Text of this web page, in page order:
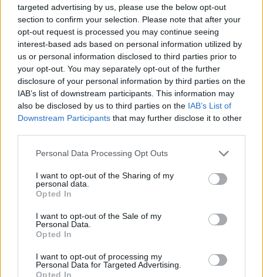
targeted advertising by us, please use the below opt-out
section to confirm your selection. Please note that after your
opt-out request is processed you may continue seeing
interest-based ads based on personal information utilized by
us or personal information disclosed to third parties prior to
your opt-out. You may separately opt-out of the further
disclosure of your personal information by third parties on the
IAB’s list of downstream participants. This information may
also be disclosed by us to third parties on the IAB’s List of
Downstream Participants that may further disclose it to other
Personal Data Processing Opt Outs
I want to opt-out of the Sharing of my
personal data.
Opted In
I want to opt-out of the Sale of my
Personal Data.
Opted In
I want to opt-out of processing my
Personal Data for Targeted Advertising.
Opted In
Gebackene Topfentorte
Leicht
Joghurt-Topfen Creme mit
Erdbeeren
Leicht
Schneller Orangen-Topfen Kuchen
Leicht
Topfenauflauf mit Biskotten
Leicht
Topfennockerl mit Brösel